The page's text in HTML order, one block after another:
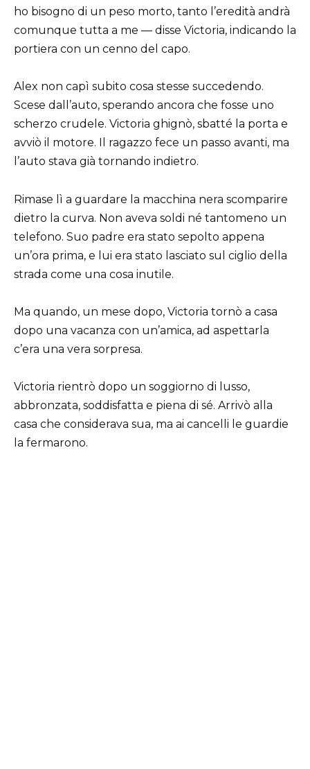
ho bisogno di un peso morto, tanto l’eredità andrà
comunque tutta a me — disse Victoria, indicando la
portiera con un cenno del capo.
Alex non capì subito cosa stesse succedendo.
Scese dall’auto, sperando ancora che fosse uno
scherzo crudele. Victoria ghignò, sbatté la porta e
avviò il motore. Il ragazzo fece un passo avanti, ma
l’auto stava già tornando indietro.
Rimase lì a guardare la macchina nera scomparire
dietro la curva. Non aveva soldi né tantomeno un
telefono. Suo padre era stato sepolto appena
un’ora prima, e lui era stato lasciato sul ciglio della
strada come una cosa inutile.
Ma quando, un mese dopo, Victoria tornò a casa
dopo una vacanza con un’amica, ad aspettarla
c’era una vera sorpresa.
Victoria rientrò dopo un soggiorno di lusso,
abbronzata, soddisfatta e piena di sé. Arrivò alla
casa che considerava sua, ma ai cancelli le guardie
la fermarono.